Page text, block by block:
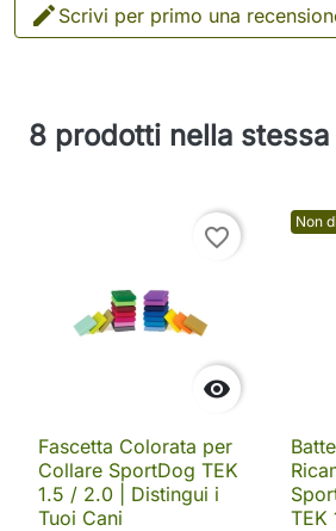
 Scrivi per primo una
8 prodotti nella

favorite_border
Fascetta Colorata per
Collare SportDog TEK
1.5 / 2.0 | Distingui i
Tuoi Cani
Non
TEK